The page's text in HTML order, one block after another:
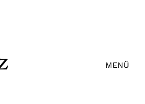
MENÜ